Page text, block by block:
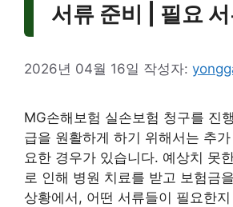
서류 준비 | 필요 서
2026년 04월 16일 작성자:
MG손해보험 실손보험 청구를 진
급을 원활하게 하기 위해서는 추
요한 경우가 있습니다. 예상치 못
로 인해 병원 치료를 받고 보험금
상황에서, 어떤 서류들이 필요한